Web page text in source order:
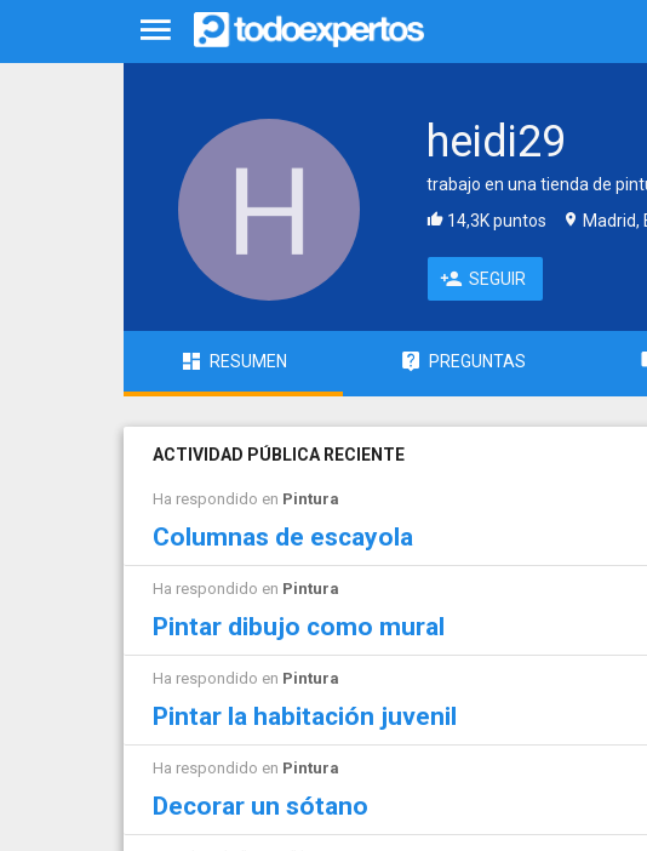
heidi29
trabajo en una tienda de
14,3K puntos
Madrid,
SEGUIR
RESUMEN PREGUNTAS
ACTIVIDAD PÚBLICA RECIENTE
Ha respondido en Pintura
Columnas de escayola
Ha respondido en Pintura
Pintar dibujo como mural
Ha respondido en Pintura
Pintar la habitación juvenil
Ha respondido en Pintura
Decorar un sótano